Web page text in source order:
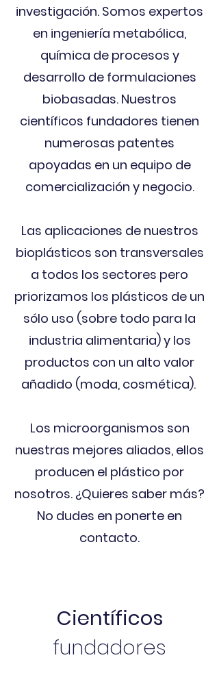
investigación. Somos expertos
en ingeniería metabólica,
química de procesos y
desarrollo de formulaciones
biobasadas. Nuestros
científicos fundadores tienen
numerosas patentes
apoyadas en un equipo de
comercialización y negocio.
Las aplicaciones de nuestros
bioplásticos son transversales
a todos los sectores pero
priorizamos los plásticos de un
sólo uso (sobre todo para la
industria alimentaria) y los
productos con un alto valor
añadido (moda, cosmética).
Los microorganismos son
nuestras mejores aliados, ellos
producen el plástico por
nosotros. ¿Quieres saber más?
No dudes en ponerte en
contacto.
Científicos
fundadores